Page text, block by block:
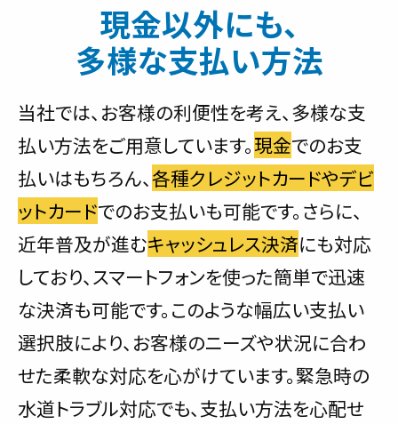
現金以外にも、
多様な支払い方法
当社では、お客様の利便性を考え、多様な支
払い方法をご用意しています。現金でのお支
払いはもちろん、各種クレジットカードやデビ
ットカードでのお支払いも可能です。さらに、
近年普及が進むキャッシュレス決済にも対応
しており、スマートフォンを使った簡単で迅速
な決済も可能です。このような幅広い支払い
選択肢により、お客様のニーズや状況に合わ
せた柔軟な対応を心がけています。緊急時の
水道トラブル対応でも、支払い方法を心配せ